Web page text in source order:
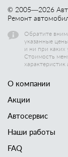
© 2005—2026
Ремонт
Обратите
указанные
и ни при каких
Стоимость
характеристик
О компании
Акции
Автосервис
Наши работы
FAQ